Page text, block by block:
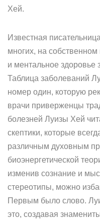
Хей.
Известная
многих, на
и ментальное здоровье
Таблица заболеваний
номер один, которую
врачи приверженцы
болезней Луизы Хей
скептики, которые
различным духовным
биоэнергетической
изменив сознание и
стереотипы, можно
Первым было слово.
это, создавая